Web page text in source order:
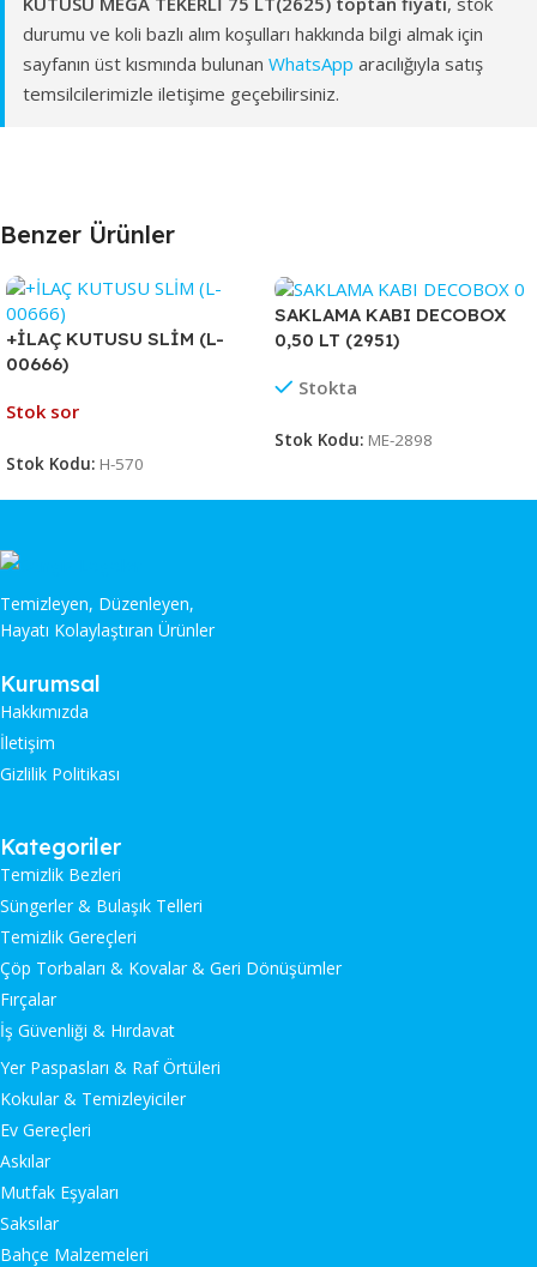
durumu ve koli bazlı alım koşulları hakkında bilgi almak için
sayfanın üst kısmında bulunan WhatsApp aracılığıyla satış
temsilcilerimizle iletişime geçebilirsiniz.
Benzer Ürünler
+İLAÇ KUTUSU SLİM (L-
00666)
Stok sor
Stok Kodu: H-570
SAKLAMA KABI DECOBOX
0,50 LT (2951)
Stokta
Stok Kodu: ME-2898
Temizleyen, Düzenleyen,
Hayatı Kolaylaştıran Ürünler
Kurumsal
Hakkımızda
İletişim
Gizlilik Politikası
Kategoriler
Temizlik Bezleri
Süngerler & Bulaşık Telleri
Temizlik Gereçleri
Çöp Torbaları & Kovalar & Geri Dönüşümler
Fırçalar
İş Güvenliği & Hırdavat
Yer Paspasları & Raf Örtüleri
Kokular & Temizleyiciler
Ev Gereçleri
Askılar
Mutfak Eşyaları
Saksılar
Bahçe Malzemeleri